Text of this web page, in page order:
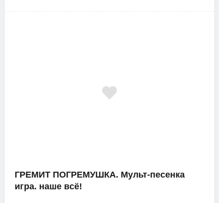
ГРЕМИТ ПОГРЕМУШКА. Мульт-песенка
игра. наше всё!